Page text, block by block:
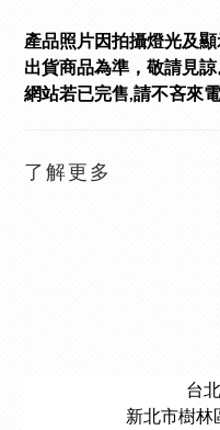
產品照片因拍攝燈光及
出貨商品為準，敬請見諒
網站若已完售,請不吝來
了解更多
台
新北市樹林